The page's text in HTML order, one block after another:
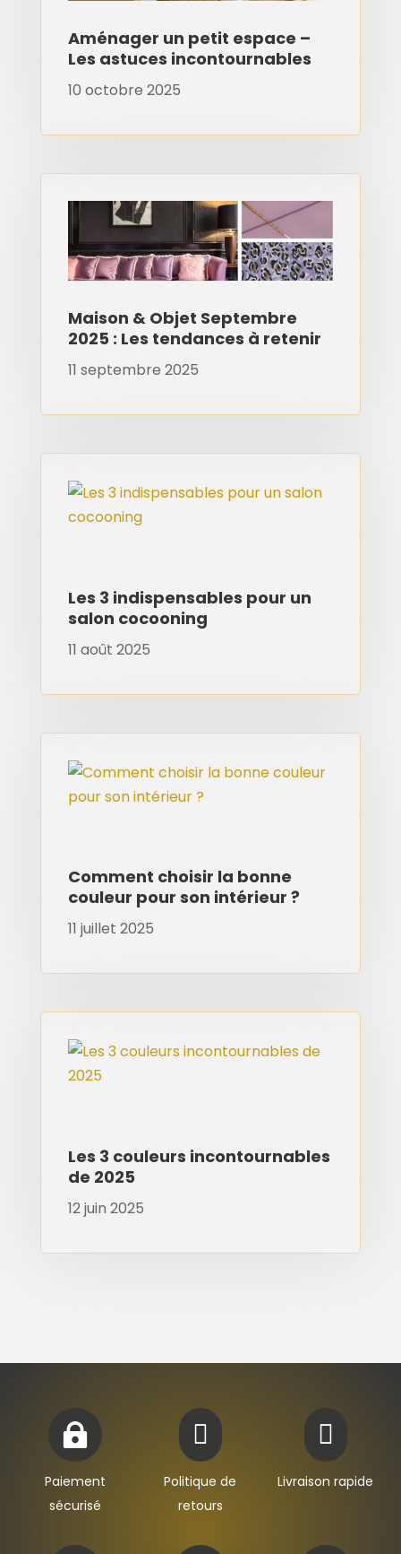
Aménager un petit espace –
Les astuces incontournables
10 octobre 2025
Maison & Objet Septembre
2025 : Les tendances à retenir
11 septembre 2025
Les 3 indispensables pour un
salon cocooning
11 août 2025
Comment choisir la bonne
couleur pour son intérieur ?
11 juillet 2025
Les 3 couleurs incontournables
de 2025
12 juin 2025

Paiement
sécurisé

Politique de
retours

Livraison rapide